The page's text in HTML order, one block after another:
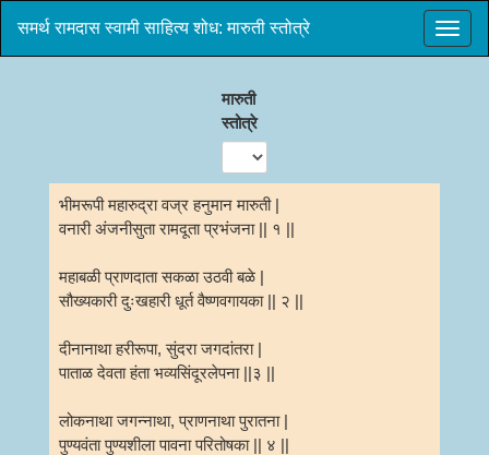
समर्थ रामदास स्वामी साहित्य शोध: मारुती स्तोत्रे
मारुती
स्तोत्रे
भीमरूपी महारुद्रा वज्र हनुमान मारुती |
वनारी अंजनीसुता रामदूता प्रभंजना || १ ||
महाबळी प्राणदाता सकळा उठवी बळे |
सौख्यकारी दुःखहारी धूर्त वैष्णवगायका || २ ||
दीनानाथा हरीरूपा, सुंदरा जगदांतरा |
पाताळ देवता हंता भव्यसिंदूरलेपना ||३ ||
लोकनाथा जगन्नाथा, प्राणनाथा पुरातना |
पुण्यवंता पुण्यशीला पावना परितोषका || ४ ||